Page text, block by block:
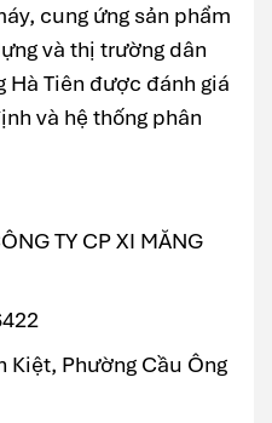
cung ứng sản phẩm
và thị trường dân
Hà Tiên được đánh giá
và hệ thống phân
TY CP XI MĂNG
Kiệt, Phường Cầu Ông